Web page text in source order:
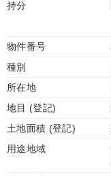
持分
物件番号
種別
所在地
地目 (登記)
土地面積 (登記)
用途地域